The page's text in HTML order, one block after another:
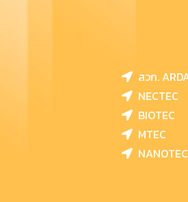
สวก.
NECTEC
BIOTEC
MTEC
NANOTEC